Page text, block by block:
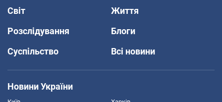
Світ
Життя
Розслідування
Блоги
Суспільство
Всі новини
Новини України